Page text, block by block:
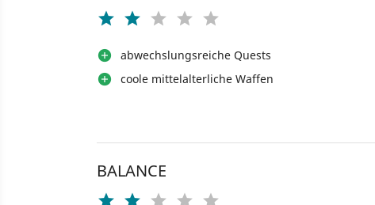
abwechslungsreiche Quests
coole mittelalterliche Waffen
BALANCE